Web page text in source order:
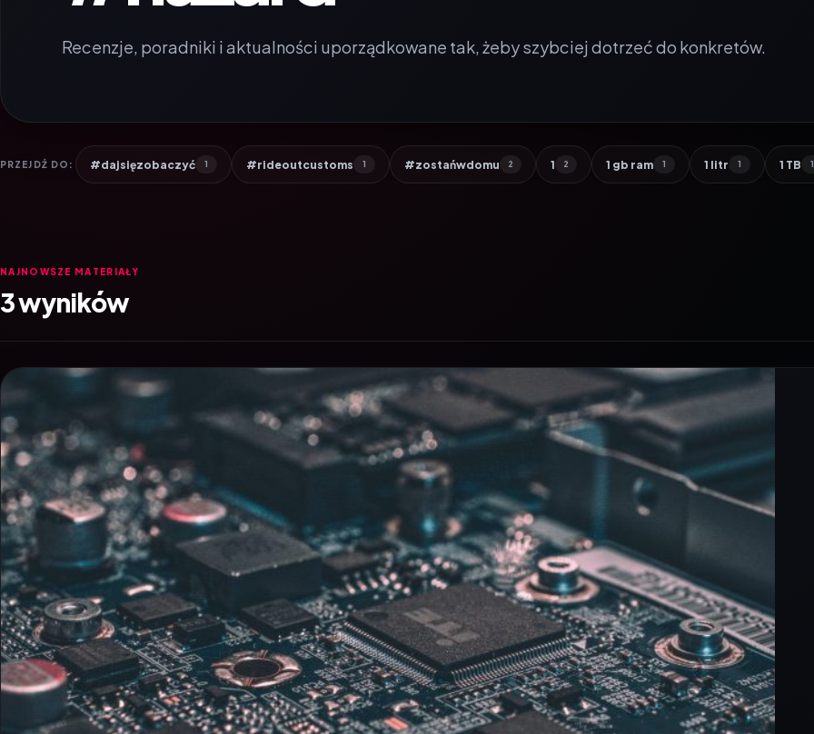
Recenzje, poradniki i aktualności uporządkowane tak, żeby szybciej dotrzeć do konkretów.
PRZEJDŹ DO: #dajsięzobaczyć 1 #rideoutcustoms 1 #zostańwdomu 2 1 2 1 gb ram 1 1 litr 1 1 TB 1
NAJNOWSZE MATERIAŁY
3 wyników